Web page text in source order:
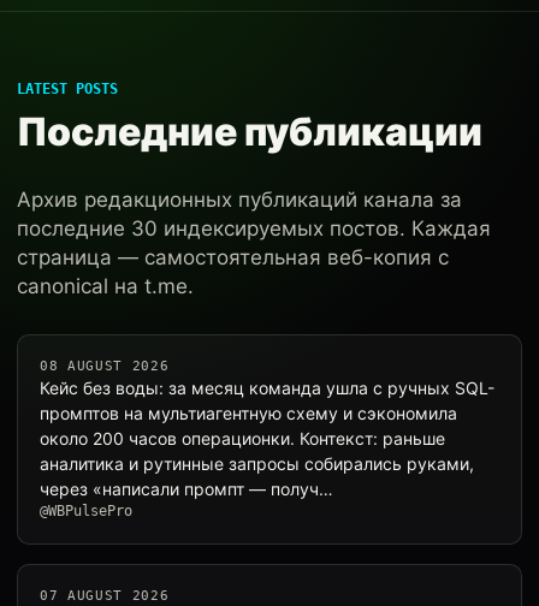
LATEST POSTS
Последние публикации
Архив редакционных публикаций канала за
последние 30 индексируемых постов. Каждая
страница — самостоятельная веб-копия с
canonical на t.me.
08 AUGUST 2026
Кейс без воды: за месяц команда ушла с ручных SQL-
промптов на мультиагентную схему и сэкономила
около 200 часов операционки. Контекст: раньше
аналитика и рутинные запросы собирались руками,
через «написали промпт — получ…
@WBPulsePro
07 AUGUST 2026